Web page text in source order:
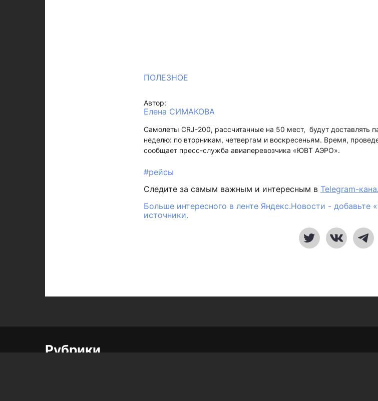
ПОЛЕЗНОЕ
Автор:
Елена СИМАКОВА
Самолеты CRJ-200, рассчитанные на 50 мест, будут доставлять
неделю: по вторникам, четвергам и воскресеньям. Время,
сообщает пресс-служба авиаперевозчика «ЮВТ АЭРО».
#рейсы
Следите за самым важным и интересным в Telegram-
Больше интересного в ленте Яндекс.Новости - добавьте
источники.
Рубрики